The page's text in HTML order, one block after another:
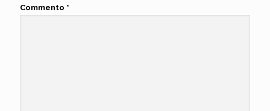
Commento *